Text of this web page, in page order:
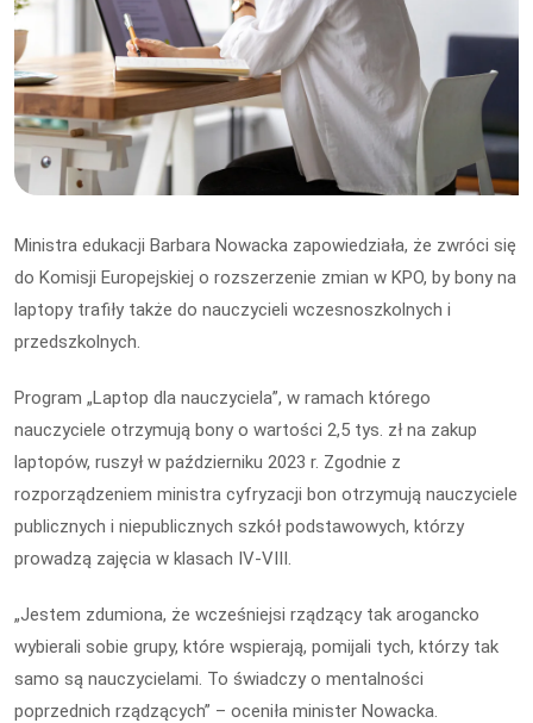
Ministra edukacji Barbara Nowacka zapowiedziała, że zwróci się
do Komisji Europejskiej o rozszerzenie zmian w KPO, by bony na
laptopy trafiły także do nauczycieli wczesnoszkolnych i
przedszkolnych.
Program „Laptop dla nauczyciela”, w ramach którego
nauczyciele otrzymują bony o wartości 2,5 tys. zł na zakup
laptopów, ruszył w październiku 2023 r. Zgodnie z
rozporządzeniem ministra cyfryzacji bon otrzymują nauczyciele
publicznych i niepublicznych szkół podstawowych, którzy
prowadzą zajęcia w klasach IV-VIII.
„Jestem zdumiona, że wcześniejsi rządzący tak arogancko
wybierali sobie grupy, które wspierają, pomijali tych, którzy tak
samo są nauczycielami. To świadczy o mentalności
poprzednich rządzących” – oceniła minister Nowacka.